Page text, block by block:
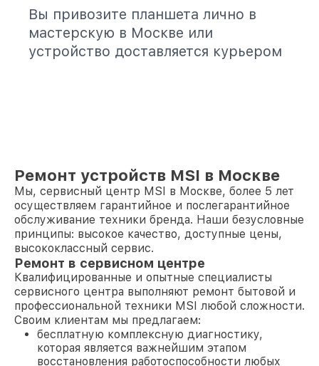
Вы привозите планшета лично в
мастерскую в Москве или
устройство доставляется курьером
Ремонт устройств MSI в Москве
Мы, сервисный центр MSI в Москве, более 5 лет
осуществляем гарантийное и послегарантийное
обслуживание техники бренда. Наши безусловные
принципы: высокое качество, доступные цены,
высококлассный сервис.
Ремонт в сервисном центре
Квалифицированные и опытные специалисты
сервисного центра выполняют ремонт бытовой и
профессиональной техники MSI любой сложности.
Своим клиентам мы предлагаем:
бесплатную комплексную диагностику,
которая является важнейшим этапом
восстановления работоспособности любых